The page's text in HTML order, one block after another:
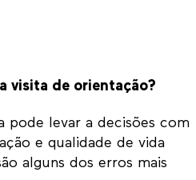
visita de orientação?
pode levar a decisões com
e qualidade de vida
alguns dos erros mais